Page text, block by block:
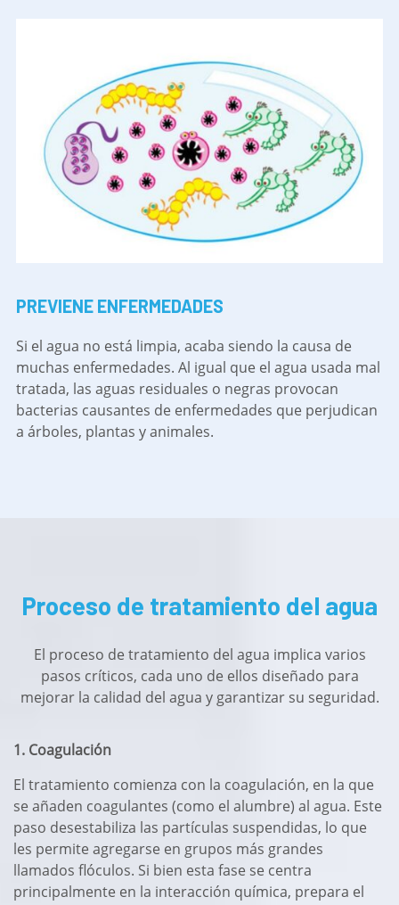
PREVIENE ENFERMEDADES
Si el agua no está limpia, acaba siendo la causa de
muchas enfermedades. Al igual que el agua usada mal
tratada, las aguas residuales o negras provocan
bacterias causantes de enfermedades que perjudican
a árboles, plantas y animales.
Proceso de tratamiento del agua
El proceso de tratamiento del agua implica varios
pasos críticos, cada uno de ellos diseñado para
mejorar la calidad del agua y garantizar su seguridad.
1. Coagulación
El tratamiento comienza con la coagulación, en la que
se añaden coagulantes (como el alumbre) al agua. Este
paso desestabiliza las partículas suspendidas, lo que
les permite agregarse en grupos más grandes
llamados flóculos. Si bien esta fase se centra
principalmente en la interacción química, prepara el